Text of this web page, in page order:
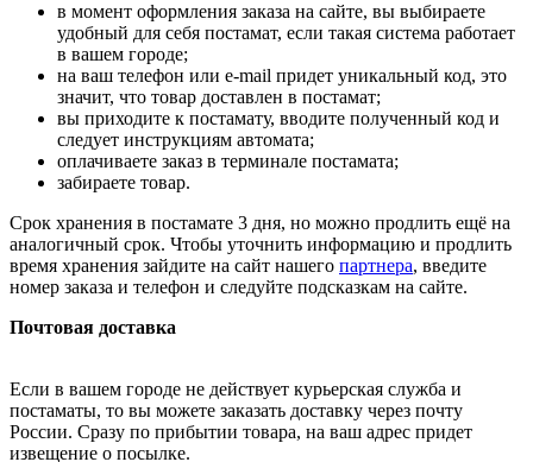
в момент оформления заказа на сайте, вы выбираете
удобный для себя постамат, если такая система работает
в вашем городе;
на ваш телефон или e-mail придет уникальный код, это
значит, что товар доставлен в постамат;
вы приходите к постамату, вводите полученный код и
следует инструкциям автомата;
оплачиваете заказ в терминале постамата;
забираете товар.
Срок хранения в постамате 3 дня, но можно продлить ещё на
аналогичный срок. Чтобы уточнить информацию и продлить
время хранения зайдите на сайт нашего партнера, введите
номер заказа и телефон и следуйте подсказкам на сайте.
Почтовая доставка
Если в вашем городе не действует курьерская служба и
постаматы, то вы можете заказать доставку через почту
России. Сразу по прибытии товара, на ваш адрес придет
извещение о посылке.